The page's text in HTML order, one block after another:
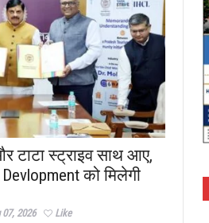
टाटा स्ट्राइव साथ आए,
Devlopment को मिलेगी
07, 2026 Like